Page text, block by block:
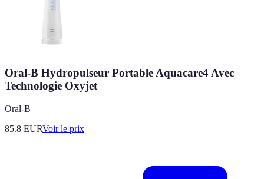
Oral-B Hydropulseur Portable Aquacare4 Avec
Technologie Oxyjet
Oral-B
85.8 EURVoir le prix